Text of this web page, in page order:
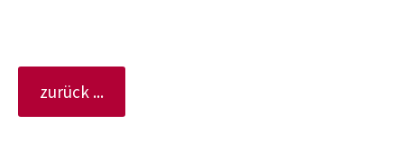
zurück ...